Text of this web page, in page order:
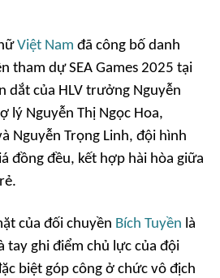
Việt Nam đã công bố danh
tham dự SEA Games 2025 tại
dắt của HLV trưởng Nguyễn
lý Nguyễn Thị Ngọc Hoa,
Nguyễn Trọng Linh, đội hình
đồng đều, kết hợp hài hòa giữa
của đối chuyền Bích Tuyền là
tay ghi điểm chủ lực của đội
biệt góp công ở chức vô địch